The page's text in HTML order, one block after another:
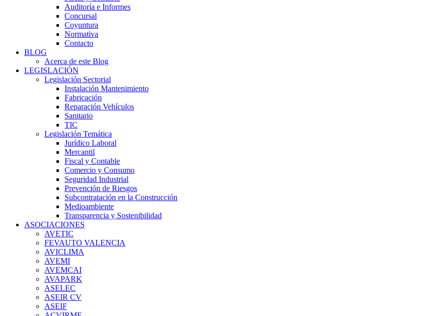
Auditoría e Informes
Concursal
Coyuntura
Normativa
Contacto
BLOG
Acerca de este Blog
LEGISLACIÓN
Legislación Sectorial
Instalación Mantenimiento
Fabricación
Reparación Vehículos
Sanitario
TIC
Legislación Temática
Jurídico Laboral
Mercantil
Fiscal y Contable
Comercio y Consumo
Seguridad Industrial
Prevención de Riesgos
Subcontratación en la Construcción
Medioambiente
Transparencia y Sostenibilidad
ASOCIACIONES
AVETIC
FEVAUTO VALENCIA
AVICLIMA
AVEMI
AVEMCAI
AVAPARK
ASELEC
ASEIR CV
ASEIF